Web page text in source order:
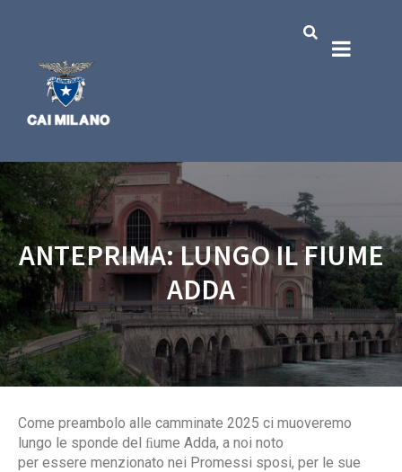
ANTEPRIMA: LUNGO IL FIUME
ADDA
Come preambolo alle camminate 2025 ci muoveremo
lungo le sponde del ﬁume Adda, a noi noto
per essere menzionato nei Promessi sposi, per le sue